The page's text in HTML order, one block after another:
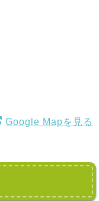
Google Mapを見る